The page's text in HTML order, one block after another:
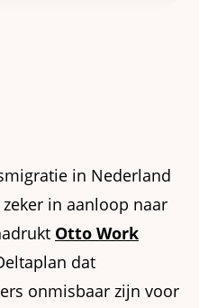
in Nederland
in aanloop naar
Otto Work
dat
onmisbaar zijn voor